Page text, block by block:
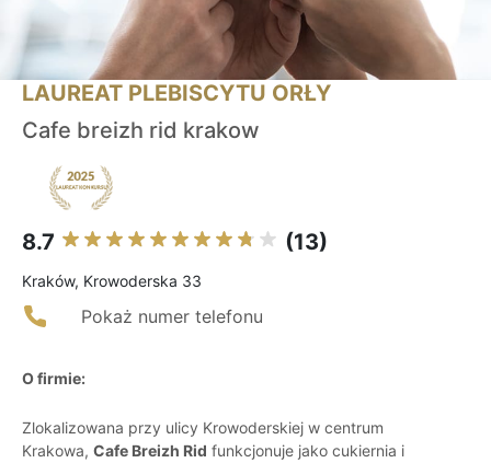
LAUREAT PLEBISCYTU ORŁY
Cafe breizh rid krakow
8.7 (13)
Kraków, Krowoderska 33
Pokaż numer telefonu
O firmie:
Zlokalizowana przy ulicy Krowoderskiej w centrum
Krakowa, Cafe Breizh Rid funkcjonuje jako cukiernia i